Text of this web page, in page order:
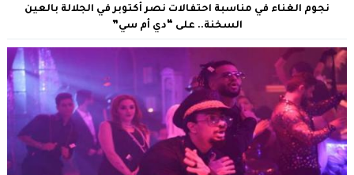
نجوم الغناء في مناسبة احتفالات نصر أكتوبر في الجلالة بالعين
السخنة.. على “دي أم سي”